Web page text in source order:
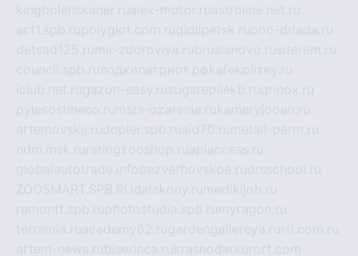
kingbolenskaner.rualex-motor.ruastroline.net.ru
act1.spb.rupolyglot.com.rugidlipetsk.ruooo-driada.ru
detsad125.ru mir-zdoroviya.rubruslanovo.rusiterem.ru
council.spb.ruлодкипатриот.рфkafekolizey.ru
iclub.net.rugazon-easy.rusugarepilekb.rugrinox.ru
pylesostineco.ru msts-ozarenie.rukameryjooan.ru
artemovskij.rudopler.spb.ruaid70.ru metall-perm.ru
ndm.msk.ru ratingzooshop.ruapiaccess.ru
globalautotrade.info bezverhovskoe.rudrsschool.ru
ZOOSMART.SPB.RUdalakony.ru medikijob.ru
remontt.spb.ruphotostudia.spb.ru myragon.ru
terramia.ruacademy62.rugardengallereya.ru rti.com.ru
artem-news.rubiserinca.rukrasnodarkurort.com